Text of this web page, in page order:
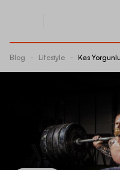
Blog - Lifestyle - Kas